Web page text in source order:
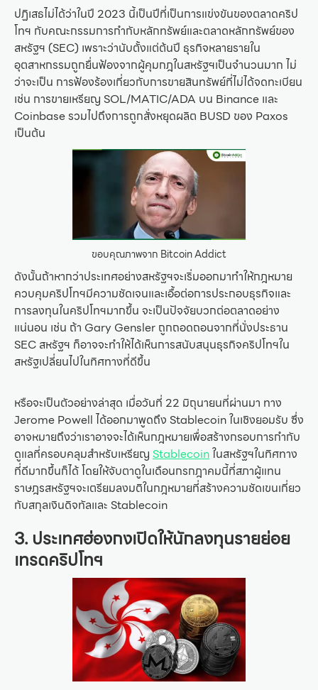
ปฏิเสธไม่ได้ว่าในปี 2023 นี้เป็นปีที่เป็นการแข่งขันของตลาดคริป
โทฯ กับคณะกรรมการกำกับหลักทรัพย์และตลาดหลักทรัพย์ของ
สหรัฐฯ (SEC) เพราะว่านับตั้งแต่ต้นปี ธุรกิจหลายรายใน
อุตสาหกรรมถูกยื่นฟ้องจากผู้คุมกฎในสหรัฐฯเป็นจำนวนมาก ไม่
ว่าจะเป็น การฟ้องร้องเกี่ยวกับการขายสินทรัพย์ที่ไม่ได้จดทะเบียน
เช่น การขายเหรียญ SOL/MATIC/ADA บน Binance และ
Coinbase รวมไปถึงการถูกสั่งหยุดผลิต BUSD ของ Paxos
เป็นต้น
ขอบคุณภาพจาก Bitcoin Addict
ดังนั้นถ้าหากว่าประเทศอย่างสหรัฐฯจะเริ่มออกมาทำให้กฎหมาย
ควบคุมคริปโทฯมีความชัดเจนและเอื้อต่อการประกอบธุรกิจและ
การลงทุนในคริปโทฯมากขึ้น จะเป็นปัจจัยบวกต่อตลาดอย่าง
แน่นอน เช่น ถ้า Gary Gensler ถูกถอดถอนจากที่นั่งประธาน
SEC สหรัฐฯ ก็อาจจะทำให้ได้เห็นการสนับสนุนธุรกิจคริปโทฯใน
สหรัฐเปลี่ยนไปในทิศทางที่ดีขึ้น
หรือจะเป็นตัวอย่างล่าสุด เมื่อวันที่ 22 มิถุนายนที่ผ่านมา ทาง
Jerome Powell ได้ออกมาพูดถึง Stablecoin ในเชิงยอมรับ ซึ่ง
อาจหมายถึงว่าเราอาจจะได้เห็นกฎหมายเพื่อสร้างกรอบการกำกับ
ดูแลที่ครอบคลุมสำหรับเหรียญ Stablecoinในสหรัฐฯในทิศทาง
ที่ดีมากขึ้นก็ได้ โดยให้จับตาดูในเดือนกรกฎาคมนี้ที่สภาผู้แทน
ราษฎรสหรัฐฯจะเตรียมลงมติในกฎหมายที่สร้างความชัดเขนเกี่ยว
กับสกุลเงินดิจทัลและ Stablecoin
3. ประเทศฮ่องกงเปิดให้นักลงทุนรายย่อย
เทรดคริปโทฯ